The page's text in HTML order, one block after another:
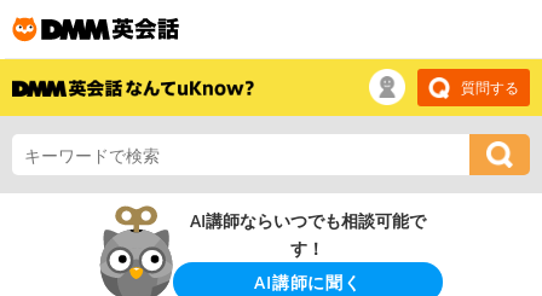
質問する
AI講師ならいつでも相談可能で
す！
AI講師に聞く